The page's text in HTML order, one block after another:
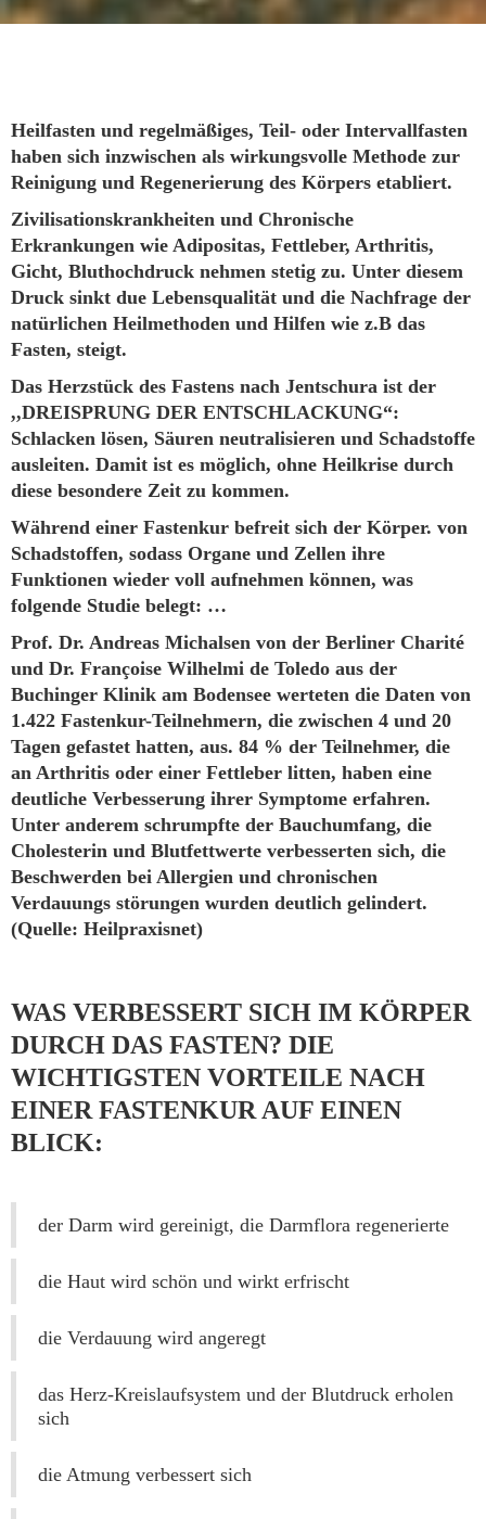
Heilfasten und regelmäßiges, Teil- oder Intervallfasten
haben sich inzwischen als wirkungsvolle Methode zur
Reinigung und Regenerierung des Körpers etabliert.
Zivilisationskrankheiten und Chronische
Erkrankungen wie Adipositas, Fettleber, Arthritis,
Gicht, Bluthochdruck nehmen stetig zu. Unter diesem
Druck sinkt due Lebensqualität und die Nachfrage der
natürlichen Heilmethoden und Hilfen wie z.B das
Fasten, steigt.
Das Herzstück des Fastens nach Jentschura ist der
,,DREISPRUNG DER ENTSCHLACKUNG“:
Schlacken lösen, Säuren neutralisieren und Schadstoffe
ausleiten. Damit ist es möglich, ohne Heilkrise durch
diese besondere Zeit zu kommen.
Während einer Fastenkur befreit sich der Körper. von
Schadstoffen, sodass Organe und Zellen ihre
Funktionen wieder voll aufnehmen können, was
folgende Studie belegt: …
Prof. Dr. Andreas Michalsen von der Berliner Charité
und Dr. Françoise Wilhelmi de Toledo aus der
Buchinger Klinik am Bodensee werteten die Daten von
1.422 Fastenkur-Teilnehmern, die zwischen 4 und 20
Tagen gefastet hatten, aus. 84 % der Teilnehmer, die
an Arthritis oder einer Fettleber litten, haben eine
deutliche Verbesserung ihrer Symptome erfahren.
Unter anderem schrumpfte der Bauchumfang, die
Cholesterin und Blutfettwerte verbesserten sich, die
Beschwerden bei Allergien und chronischen
Verdauungs störungen wurden deutlich gelindert.
(Quelle: Heilpraxisnet)
WAS VERBESSERT SICH IM KÖRPER
DURCH DAS FASTEN? DIE
WICHTIGSTEN VORTEILE NACH
EINER FASTENKUR AUF EINEN
BLICK:
der Darm wird gereinigt, die Darmflora regenerierte
die Haut wird schön und wirkt erfrischt
die Verdauung wird angeregt
das Herz-Kreislaufsystem und der Blutdruck erholen
sich
die Atmung verbessert sich